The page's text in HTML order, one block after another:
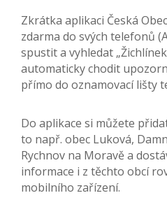
Zkrátka aplikaci Česká
zdarma do svých telefonů
spustit a vyhledat
automaticky chodit
přímo do oznamovací lišty
Do aplikace si můžete
to např. obec Luková,
Rychnov na Moravě a
informace i z těchto obcí
mobilního zařízení.